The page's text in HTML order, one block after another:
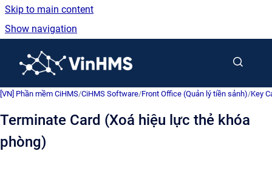
Skip to main content
Show navigation
[VN] Phần mềm CiHMS/CiHMS Software/Front Office (Quản lý tiền sảnh)/Key
Terminate Card (Xoá hiệu lực thẻ khóa
phòng)